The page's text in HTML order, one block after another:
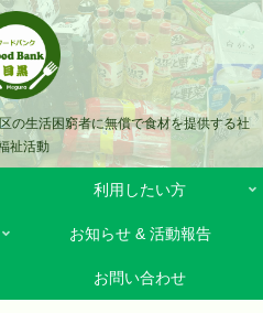
生活困窮者に無償で食材を提供する社
祉活動
利用したい方
お知らせ & 活動報告
お問い合わせ